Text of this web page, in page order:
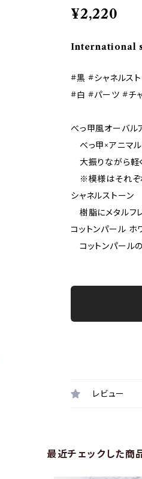
¥2,220
International
#黒 #シャネルス
#白 #パーツ #チ
べっ甲風オーバル
べっ甲×アニマ
大振りながら軽
※模様はそれぞ
シャネルストーン
樹脂にメタルフ
コットンパール ホ
コットンパール
レビュー
最近チェックした商